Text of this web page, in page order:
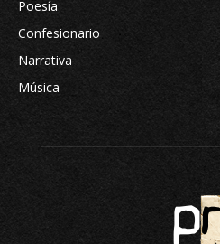
Poesía
Confesionario
Narrativa
Música